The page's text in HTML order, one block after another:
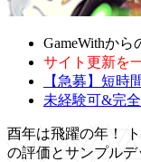
GameWithから
サイト更新を
【急募】短時
未経験可&完
酉年は飛躍の年！
の評価とサンプル